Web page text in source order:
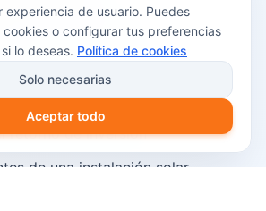
el autoconsumo
disponibles en
retorno de inversión
de una instalación solar
experiencia de usuario. Puedes
o configurar tus preferencias
lo deseas. Política de cookies
Solo necesarias
Aceptar todo